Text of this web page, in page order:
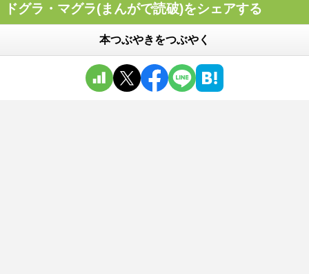
ドグラ・マグラ(まんがで読破)をシェアする
本つぶやきをつぶやく